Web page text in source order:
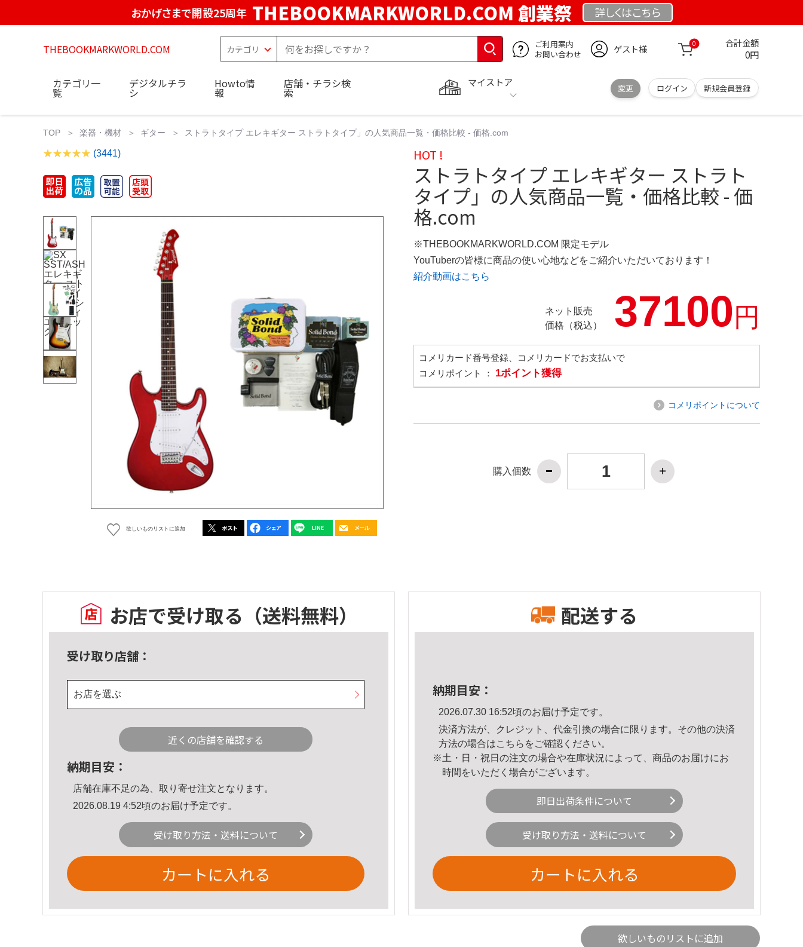
おかげさまで開設25周年 THEBOOKMARKWORLD.COM 創業祭 詳しくはこちら
THEBOOKMARKWORLD.COM
ご利用案内
お問い合わせ
ゲスト様 0 合計金額
0円
マイストア
変更 ログイン 新規会員登録
カテゴリ一
覧
デジタルチラ
シ
Howto情
報
店舗・チラシ検
索
TOP 楽器・機材 ギター ストラトタイプ エレキギター ストラトタイプ」の人気商品一覧・価格比較 - 価格.com
(3441)
欲しいものリストに追加
HOT !
ストラトタイプ エレキギター ストラト
タイプ」の人気商品一覧・価格比較 - 価
格.com
※THEBOOKMARKWORLD.COM 限定モデル
YouTuberの皆様に商品の使い心地などをご紹介いただいております！
紹介動画はこちら
ネット販売
価格（税込）
37100円
コメリカード番号登録、コメリカードでお支払いで
コメリポイント ： 1ポイント獲得
コメリポイントについて
購入個数
お店で受け取る （送料無料）
受け取り店舗：
お店を選ぶ
近くの店舗を確認する
納期目安：
店舗在庫不足の為、取り寄せ注文となります。
2026.08.19 4:52頃のお届け予定です。
受け取り方法・送料について
カートに入れる
配送する
納期目安：
2026.07.30 16:52頃のお届け予定です。
決済方法が、クレジット、代金引換の場合に限ります。その他の決済
方法の場合はこちら をご確認ください。
※土・日・祝日の注文の場合や在庫状況によって、商品のお届けにお
時間をいただく場合がございます。
即日出荷条件について
受け取り方法・送料について
カートに入れる
欲しいものリストに追加